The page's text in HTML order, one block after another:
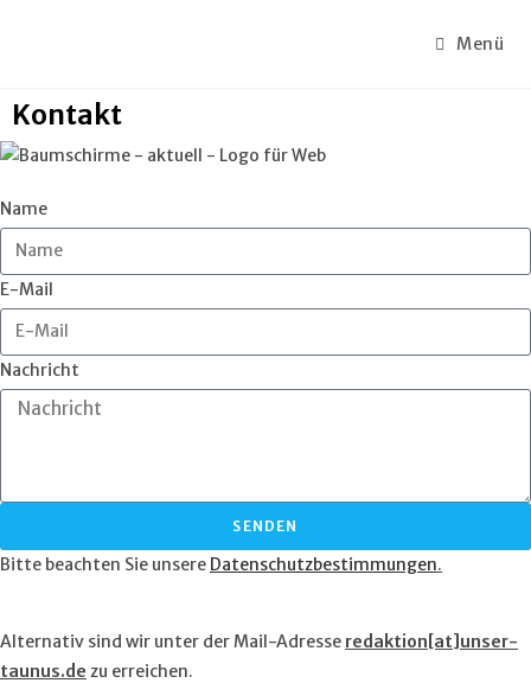
Menü
Kontakt
Name
E-Mail
Nachricht
SENDEN
Bitte beachten Sie unsere Datenschutzbestimmungen.
Alternativ sind wir unter der Mail-Adresse redaktion[at]unser-
taunus.de zu erreichen.